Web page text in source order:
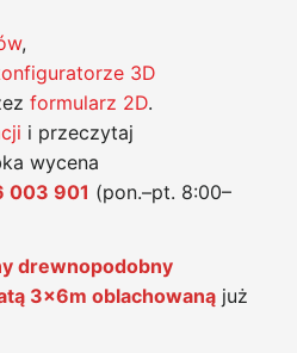
,
3D
formularz 2D.
i przeczytaj
wycena
003 901 (pon.–pt. 8:00–
drewnopodobny
3x6m oblachowaną już